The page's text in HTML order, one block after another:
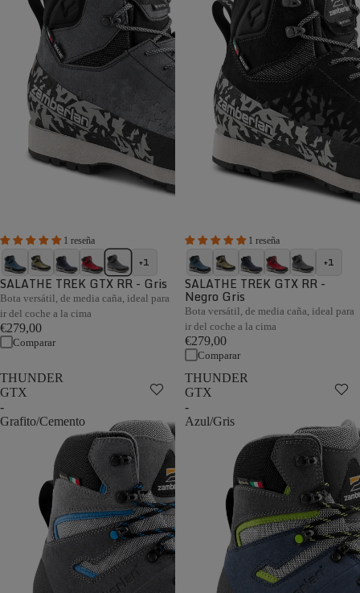
1 reseña
+1
SALATHE TREK GTX RR - Gris
Bota versátil, de media caña, ideal para
ir del coche a la cima
€279,00
Comparar
1 reseña
+1
SALATHE TREK GTX RR -
Negro Gris
Bota versátil, de media caña, ideal para
ir del coche a la cima
€279,00
Comparar
THUNDER
GTX
-
Grafito/Cemento
THUNDER
GTX
-
Azul/Gris